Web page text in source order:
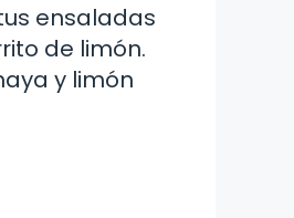
ensaladas
de limón.
y limón